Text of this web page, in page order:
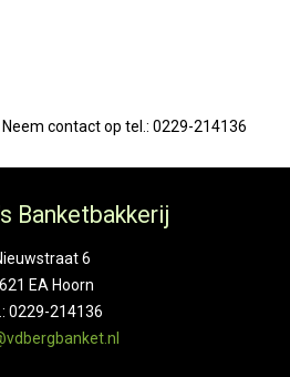
contact op tel.: 0229-214136
Banketbakkerij
6
EA Hoorn
0229-214136